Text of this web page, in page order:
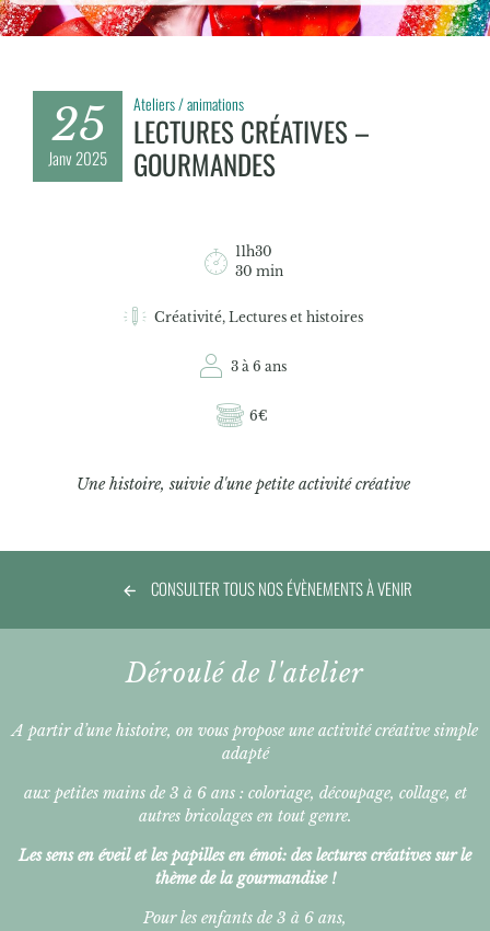
25
Janv 2025
Ateliers / animations
LECTURES CRÉATIVES –
GOURMANDES
11h30
30 min
Créativité, Lectures et histoires
3 à 6 ans
6€
Une histoire, suivie d'une petite activité créative
CONSULTER TOUS NOS ÉVÈNEMENTS À VENIR
Déroulé de l'atelier
A partir d’une histoire, on vous propose une activité créative simple
adapté
aux petites mains de 3 à 6 ans : coloriage, découpage, collage, et
autres bricolages en tout genre.
Les sens en éveil et les papilles en émoi: des lectures créatives sur le
thème de la gourmandise !
Pour les enfants de 3 à 6 ans,